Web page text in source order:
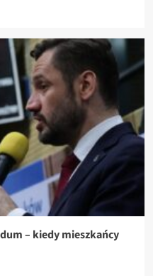
– kiedy mieszkańcy